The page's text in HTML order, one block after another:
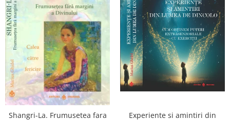
Shangri-La. Frumusetea fara
Experiente si amintiri din